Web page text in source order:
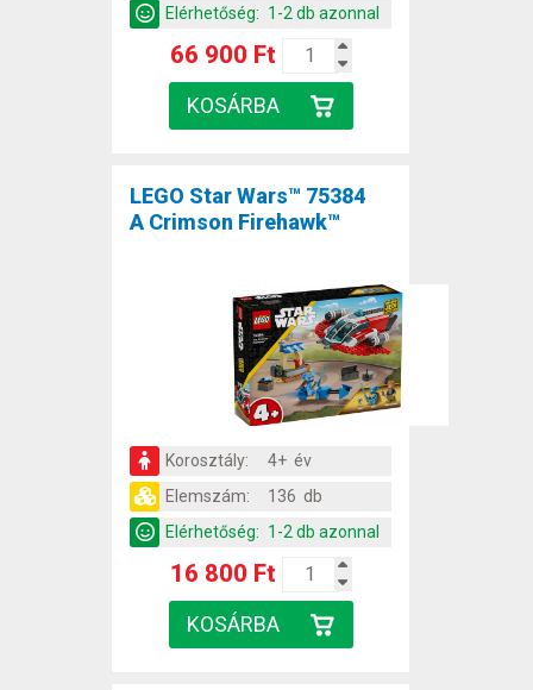
Elérhetőség: 1-2 db azonnal
66 900 Ft
LEGO Star Wars™ 75384
A Crimson Firehawk™
Korosztály:
4+ év
Elemszám:
136 db
Elérhetőség: 1-2 db azonnal
16 800 Ft